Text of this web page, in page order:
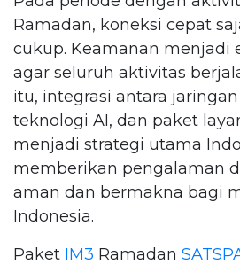
Ramadan, koneksi cepat
cukup. Keamanan menjadi
agar seluruh aktivitas
itu, integrasi antara
teknologi AI, dan paket
menjadi strategi utama
memberikan pengalaman
aman dan bermakna bagi
Indonesia.
Paket IM3 Ramadan